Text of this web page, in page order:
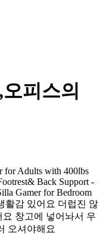
피스의
for Adults with 400lbs
Back Support -
Gamer for Bedroom
활감 있어요 더럽진 않
창고에 넣어놔서 우
오셔야해요